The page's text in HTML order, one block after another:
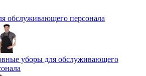
обслуживающего персонала
уборы для обслуживающего